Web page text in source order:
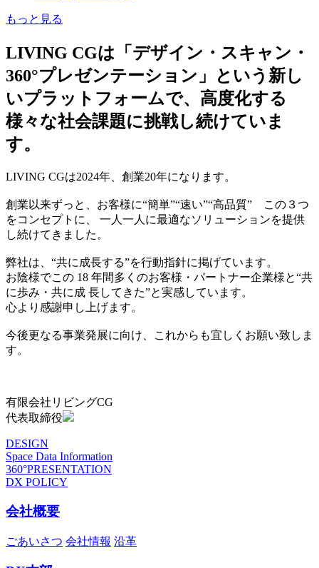
もっと見る
LIVING CGは「デザイン・スキャン・
360°プレゼンテーション」という新し
いプラットフォームで、高度化する
様々な社会課題に挑戦し続けていま
す。
LIVING CGは2024年、創業20年になります。
創業以来ずっと、お客様に“簡単”“速い”“高品質” この３つ
をコンセプトに、 一人一人に最適なソリューションを提供
し続けてきました。
弊社は、“共に成長する”を行動指針に掲げています。
お陰様でこの 18 年間多くのお客様・パートナー企業様と“共
に歩み・共に成 長してきた”と実感しています。
心より感謝申し上げます。
今後更なる事業発展に向け、これからも宜しくお願い致しま
す。
有限会社リビングCG
代表取締役
DESIGN
Space Data Information
360°PRESENTATION
DX POLICY
会社概要
ごあいさつ 会社情報 沿革